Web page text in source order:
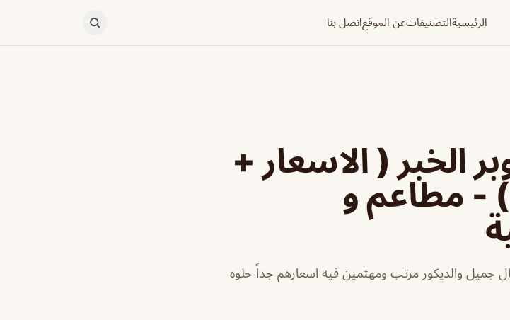
الرئيسيةالتصنيفاتعن الموقعاتصل بنا
الخبر ( الاسعار +
) - مطاعم و
جميل والديكور مرتب ومهتمين فيه اسعارهم جداً حلوه